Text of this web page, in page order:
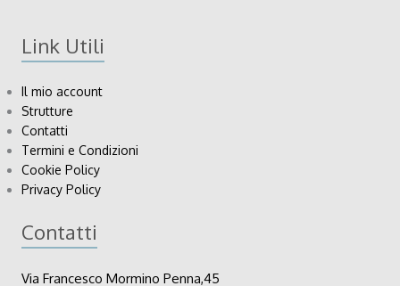
Link Utili
Il mio account
Strutture
Contatti
Termini e Condizioni
Cookie Policy
Privacy Policy
Contatti
Via Francesco Mormino Penna,45